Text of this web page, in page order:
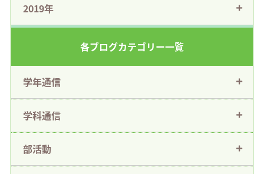
2019年
各ブログカテゴリー一覧
学年通信
学科通信
部活動